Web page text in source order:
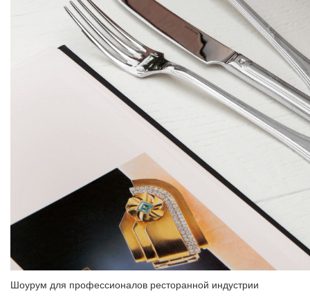
Шоурум для профессионалов ресторанной индустрии